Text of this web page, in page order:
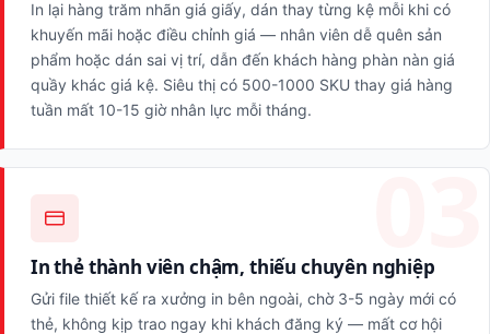
In lại hàng trăm nhãn giá giấy, dán thay từng kệ mỗi khi có
khuyến mãi hoặc điều chỉnh giá — nhân viên dễ quên sản
phẩm hoặc dán sai vị trí, dẫn đến khách hàng phàn nàn giá
quầy khác giá kệ. Siêu thị có 500-1000 SKU thay giá hàng
tuần mất 10-15 giờ nhân lực mỗi tháng.
In thẻ thành viên chậm, thiếu chuyên nghiệp
Gửi file thiết kế ra xưởng in bên ngoài, chờ 3-5 ngày mới có
thẻ, không kịp trao ngay khi khách đăng ký — mất cơ hội